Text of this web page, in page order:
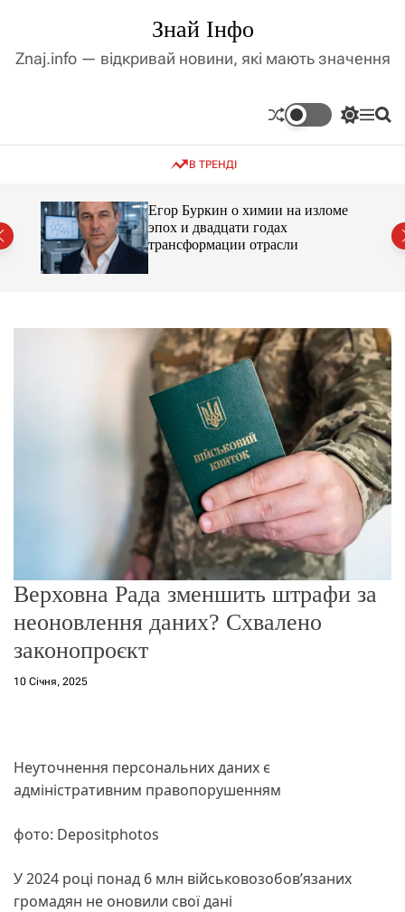
д
і
с
Знай Інфо
Znaj.info — відкривай новини, які мають значення
П
к
р
о
в
о
о
р
е
ж
М П
В ТРЕНДІ
Егор Буркин о химии на изломе
эпох и двадцати годах
трансформации отрасли
Верховна Рада зменшить штрафи за
неоновлення даних? Схвалено
законопроєкт
10 Січня, 2025
Неуточнення персональних даних є
адміністративним правопорушенням
фото: Depositphotos
У 2024 році понад 6 млн військовозобов’язаних
громадян не оновили свої дані